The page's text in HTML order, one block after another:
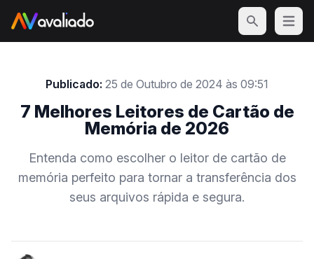
Open
Publicado: 25 de Outubro de 2024 às 09:51
7 Melhores Leitores de Cartão de
Memória de 2026
Entenda como escolher o leitor de cartão de
memória perfeito para tornar a transferência dos
seus arquivos rápida e segura.